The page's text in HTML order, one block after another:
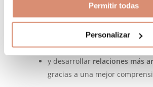
Permitir todas
Personalizar
comprender tusmotivos de
o frustración,
identificar lo quegenera
o éxito,
y desarrollar relaciones más
gracias a una mejor